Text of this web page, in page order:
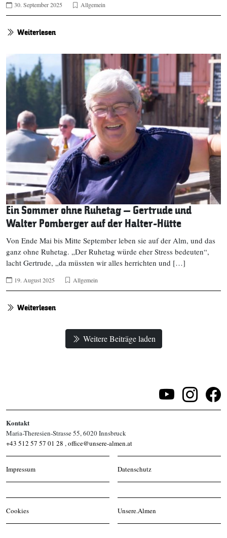
30. September 2025 Allgemein
Weiterlesen
Ein Sommer ohne Ruhetag – Gertrude und
Walter Pomberger auf der Halter-Hütte
Von Ende Mai bis Mitte September leben sie auf der Alm, und das
ganz ohne Ruhetag. „Der Ruhetag würde eher Stress bedeuten“,
lacht Gertrude, „da müssten wir alles herrichten und […]
19. August 2025 Allgemein
Weiterlesen
Weitere Beiträge laden
Kontakt
Maria-Theresien-Strasse 55, 6020 Innsbruck
+43 512 57 57 01 28 ,office@unsere-almen.at
Impressum Datenschutz
Cookies Unsere.Almen